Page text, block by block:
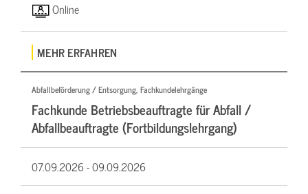
Online
MEHR ERFAHREN
Abfallbeförderung / Entsorgung, Fachkundelehrgänge
Fachkunde Betriebsbeauftragte für Abfall /
Abfallbeauftragte (Fortbildungslehrgang)
07.09.2026 -09.09.2026